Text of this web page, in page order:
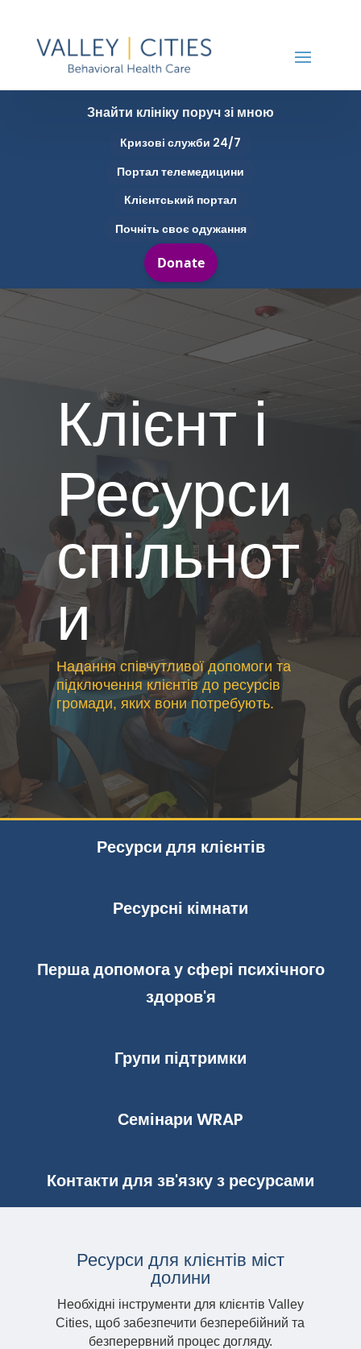
Знайти клініку поруч зі мною
Кризові служби 24/7
Портал телемедицини
Клієнтський портал
Почніть своє одужання
Клієнт і
Ресурси
спільнот
и
Надання співчутливої допомоги та
підключення клієнтів до ресурсів
громади, яких вони потребують.
Ресурси для клієнтів
Ресурсні кімнати
Перша допомога у сфері психічного
здоров'я
Групи підтримки
Семінари WRAP
Контакти для зв'язку з ресурсами
Ресурси для клієнтів міст
долини
Необхідні інструменти для клієнтів Valley
Cities, щоб забезпечити безперебійний та
безперервний процес догляду.